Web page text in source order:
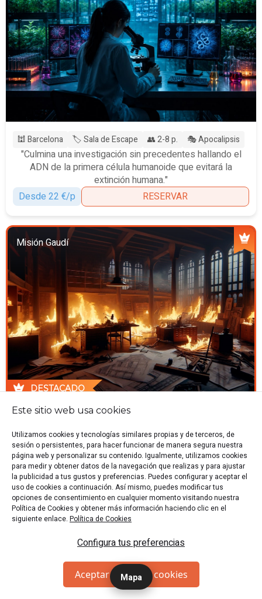
🕍 Barcelona 🏷️ Sala de Escape 👥 2-8 p. 🎭 Apocalipsis
"Culmina una investigación sin precedentes hallando el
ADN de la primera célula humanoide que evitará la
extinción humana."
Desde 22 €/p
RESERVAR
Misión Gaudí
DESTACADO
"Salva los planos de la Sagrada Familia del taller en
llamas de Gaudí y sal de ahí antes de que todo se
queme a causa del horrible incendio."
Desde 21 €/p
RESERVAR
La Cámara Acorazada
Mapa
Este sitio web usa cookies
Utilizamos cookies y tecnologías similares propias y de terceros, de
sesión o persistentes, para hacer funcionar de manera segura nuestra
página web y personalizar su contenido. Igualmente, utilizamos cookies
para medir y obtener datos de la navegación que realizas y para ajustar
la publicidad a tus gustos y preferencias. Puedes configurar y aceptar el
uso de cookies a continuación. Así mismo, puedes modificar tus
opciones de consentimiento en cualquier momento visitando nuestra
Política de Cookies y obtener más información haciendo clic en el
siguiente enlace. Política de Cookies
Configura tus preferencias
Aceptar todas las cookies